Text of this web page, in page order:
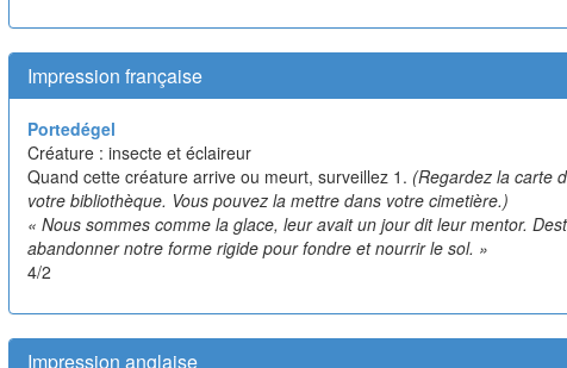
Impression française
Portedégel
Créature : insecte et éclaireur
Quand cette créature arrive ou meurt, surveillez 1. (Regardez la carte
votre bibliothèque. Vous pouvez la mettre dans votre cimetière.)
« Nous sommes comme la glace, leur avait un jour dit leur mentor.
abandonner notre forme rigide pour fondre et nourrir le sol. »
4/2
Impression anglaise